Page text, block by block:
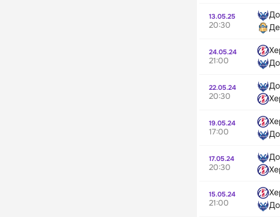
13.05.25
20:30
24.05.24
21:00
22.05.24
20:30
19.05.24
17:00
17.05.24
20:30
15.05.24
21:00